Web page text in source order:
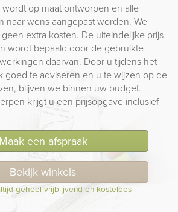
op maat ontworpen en alle
naar wens aangepast worden. We
extra kosten. De uiteindelijke prijs
wordt bepaald door de gebruikte
daarvan. Door u tijdens het
goed te adviseren en u te wijzen op de
blijven we binnen uw budget.
krijgt u een prijsopgave inclusief
Maak een afspraak
Bekijk winkels
geheel vrijblijvend en kosteloos